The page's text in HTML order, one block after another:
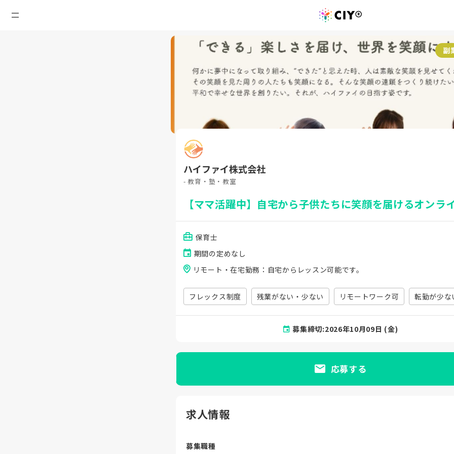
副
ハイファイ株式会社
- 教育・塾・教室
【ママ活躍中】自宅から子供たちに笑顔を届けるオンラ
保育士
期間の定めなし
リモート・在宅勤務：自宅からレッスン可能です。
フレックス制度 残業がない・少ない リモートワーク可 転勤が少な
募集締切:2026年10月09日 (金)
応募する
求人情報
募集職種